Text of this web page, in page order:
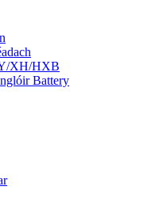
XH/HXB
Battery